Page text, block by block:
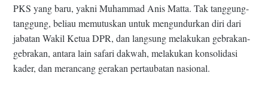
PKS yang baru, yakni Muhammad Anis Matta. Tak tanggung-
tanggung, beliau memutuskan untuk mengundurkan diri dari
jabatan Wakil Ketua DPR, dan langsung melakukan gebrakan-
gebrakan, antara lain safari dakwah, melakukan konsolidasi
kader, dan merancang gerakan pertaubatan nasional.